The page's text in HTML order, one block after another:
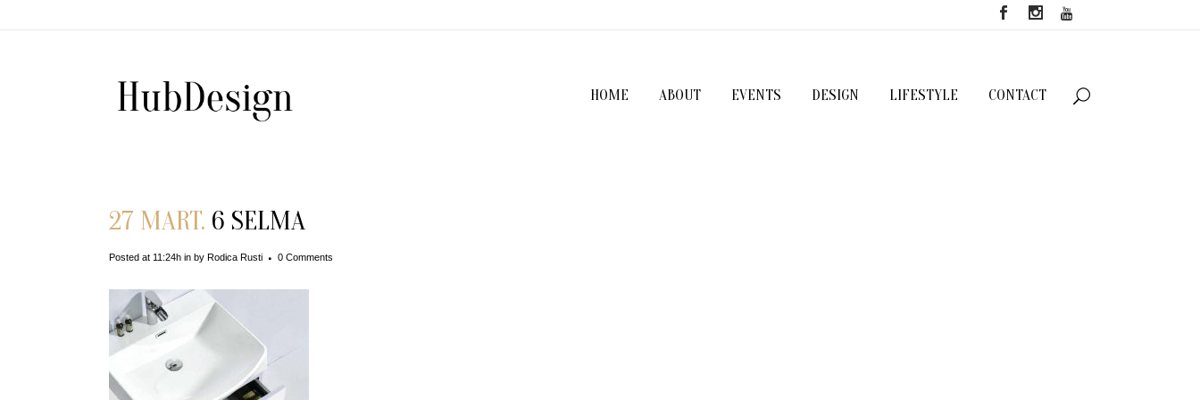
HOME ABOUT EVENTS DESIGN LIFESTYLE CONTACT
27 MART. 6 SELMA
Posted at 11:24h in by Rodica Rusti 0 Comments